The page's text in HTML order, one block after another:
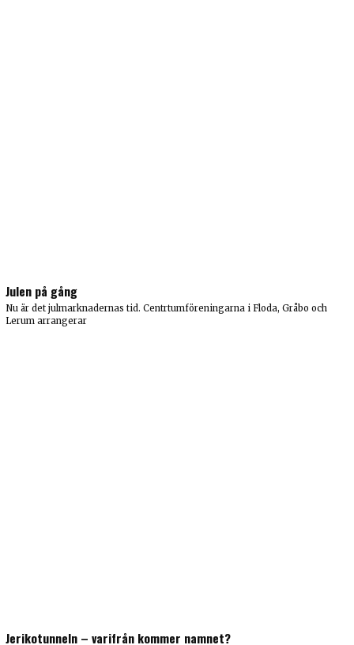
Julen på gång
Nu är det julmarknadernas tid. Centrtumföreningarna i Floda, Gråbo och
Lerum arrangerar
Jerikotunneln – varifrån kommer namnet?